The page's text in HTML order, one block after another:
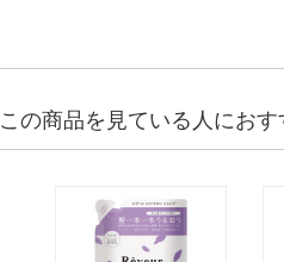
この商品を見ている人におす